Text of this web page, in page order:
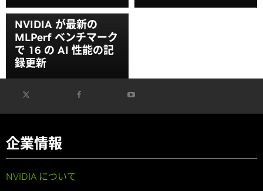
NVIDIA が最新の
MLPerf ベンチマーク
で 16 の AI 性能の記
録更新
企業情報
NVIDIA について